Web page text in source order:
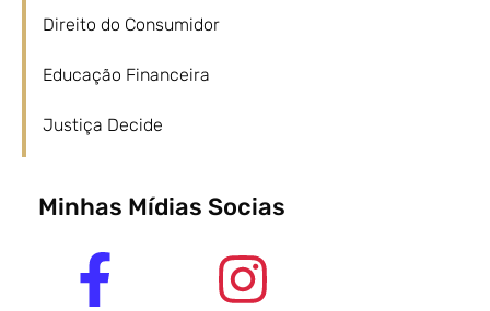
Direito do Consumidor
Educação Financeira
Justiça Decide
Minhas Mídias Socias